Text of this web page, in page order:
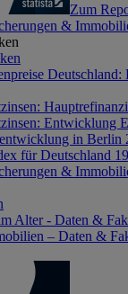
Zum
&
Entwicklung
in Berlin
für Deutschland
&
Alter - Daten &
– Daten &